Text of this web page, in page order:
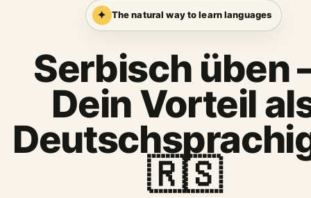
✦ The natural way to learn languages
Serbisch üben
Dein Vorteil
🇷🇸